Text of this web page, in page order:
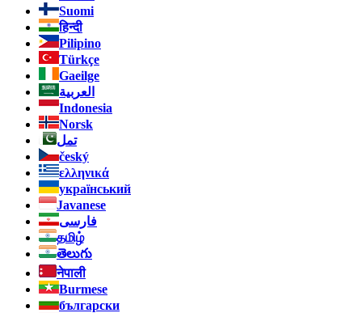
Suomi
हिन्दी
Pilipino
Türkçe
Gaeilge
العربية
Indonesia
Norsk‎
تمل
český
ελληνικά
український
Javanese
فارسی
தமிழ்
తెలుగు
नेपाली
Burmese
български